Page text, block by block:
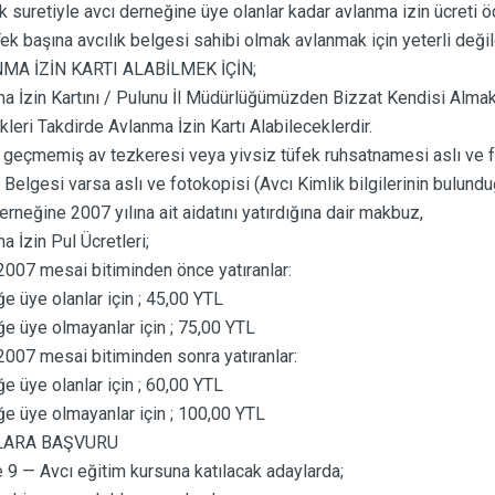
suretiyle avcı derneğine üye olanlar kadar avlanma izin ücreti
başına avcılık belgesi sahibi olmak avlanmak için yeterli
İZİN KARTI ALABİLMEK İÇİN;
İzin Kartını / Pulunu İl Müdürlüğümüzden Bizzat Kendisi
Takdirde Avlanma İzin Kartı Alabileceklerdir.
av tezkeresi veya yivsiz tüfek ruhsatnamesi aslı ve
Belgesi varsa aslı ve fotokopisi (Avcı Kimlik bilgilerinin
2007 yılına ait aidatını yatırdığına dair makbuz,
İzin Pul Ücretleri;
mesai bitiminden önce yatıranlar:
üye olanlar için ; 45,00 YTL
üye olmayanlar için ; 75,00 YTL
mesai bitiminden sonra yatıranlar:
üye olanlar için ; 60,00 YTL
üye olmayanlar için ; 100,00 YTL
BAŞVURU
9 — Avcı eğitim kursuna katılacak adaylarda;